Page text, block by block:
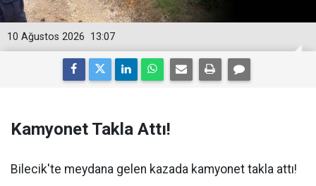
13:07
10 Ağustos 2026
Kamyonet Takla Attı!
Bilecik'te meydana gelen kazada kamyonet takla attı!